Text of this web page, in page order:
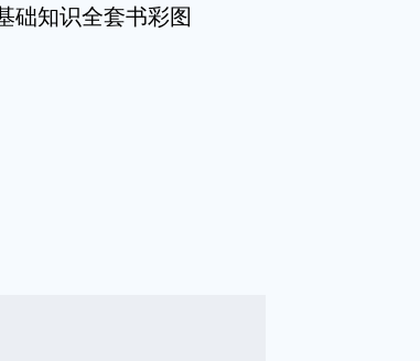
础知识全套书彩图